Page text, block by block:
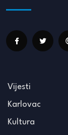
Vijesti
Karlovac
Kultura